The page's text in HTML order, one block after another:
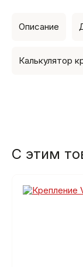
Описание
Калькулятор
С этим